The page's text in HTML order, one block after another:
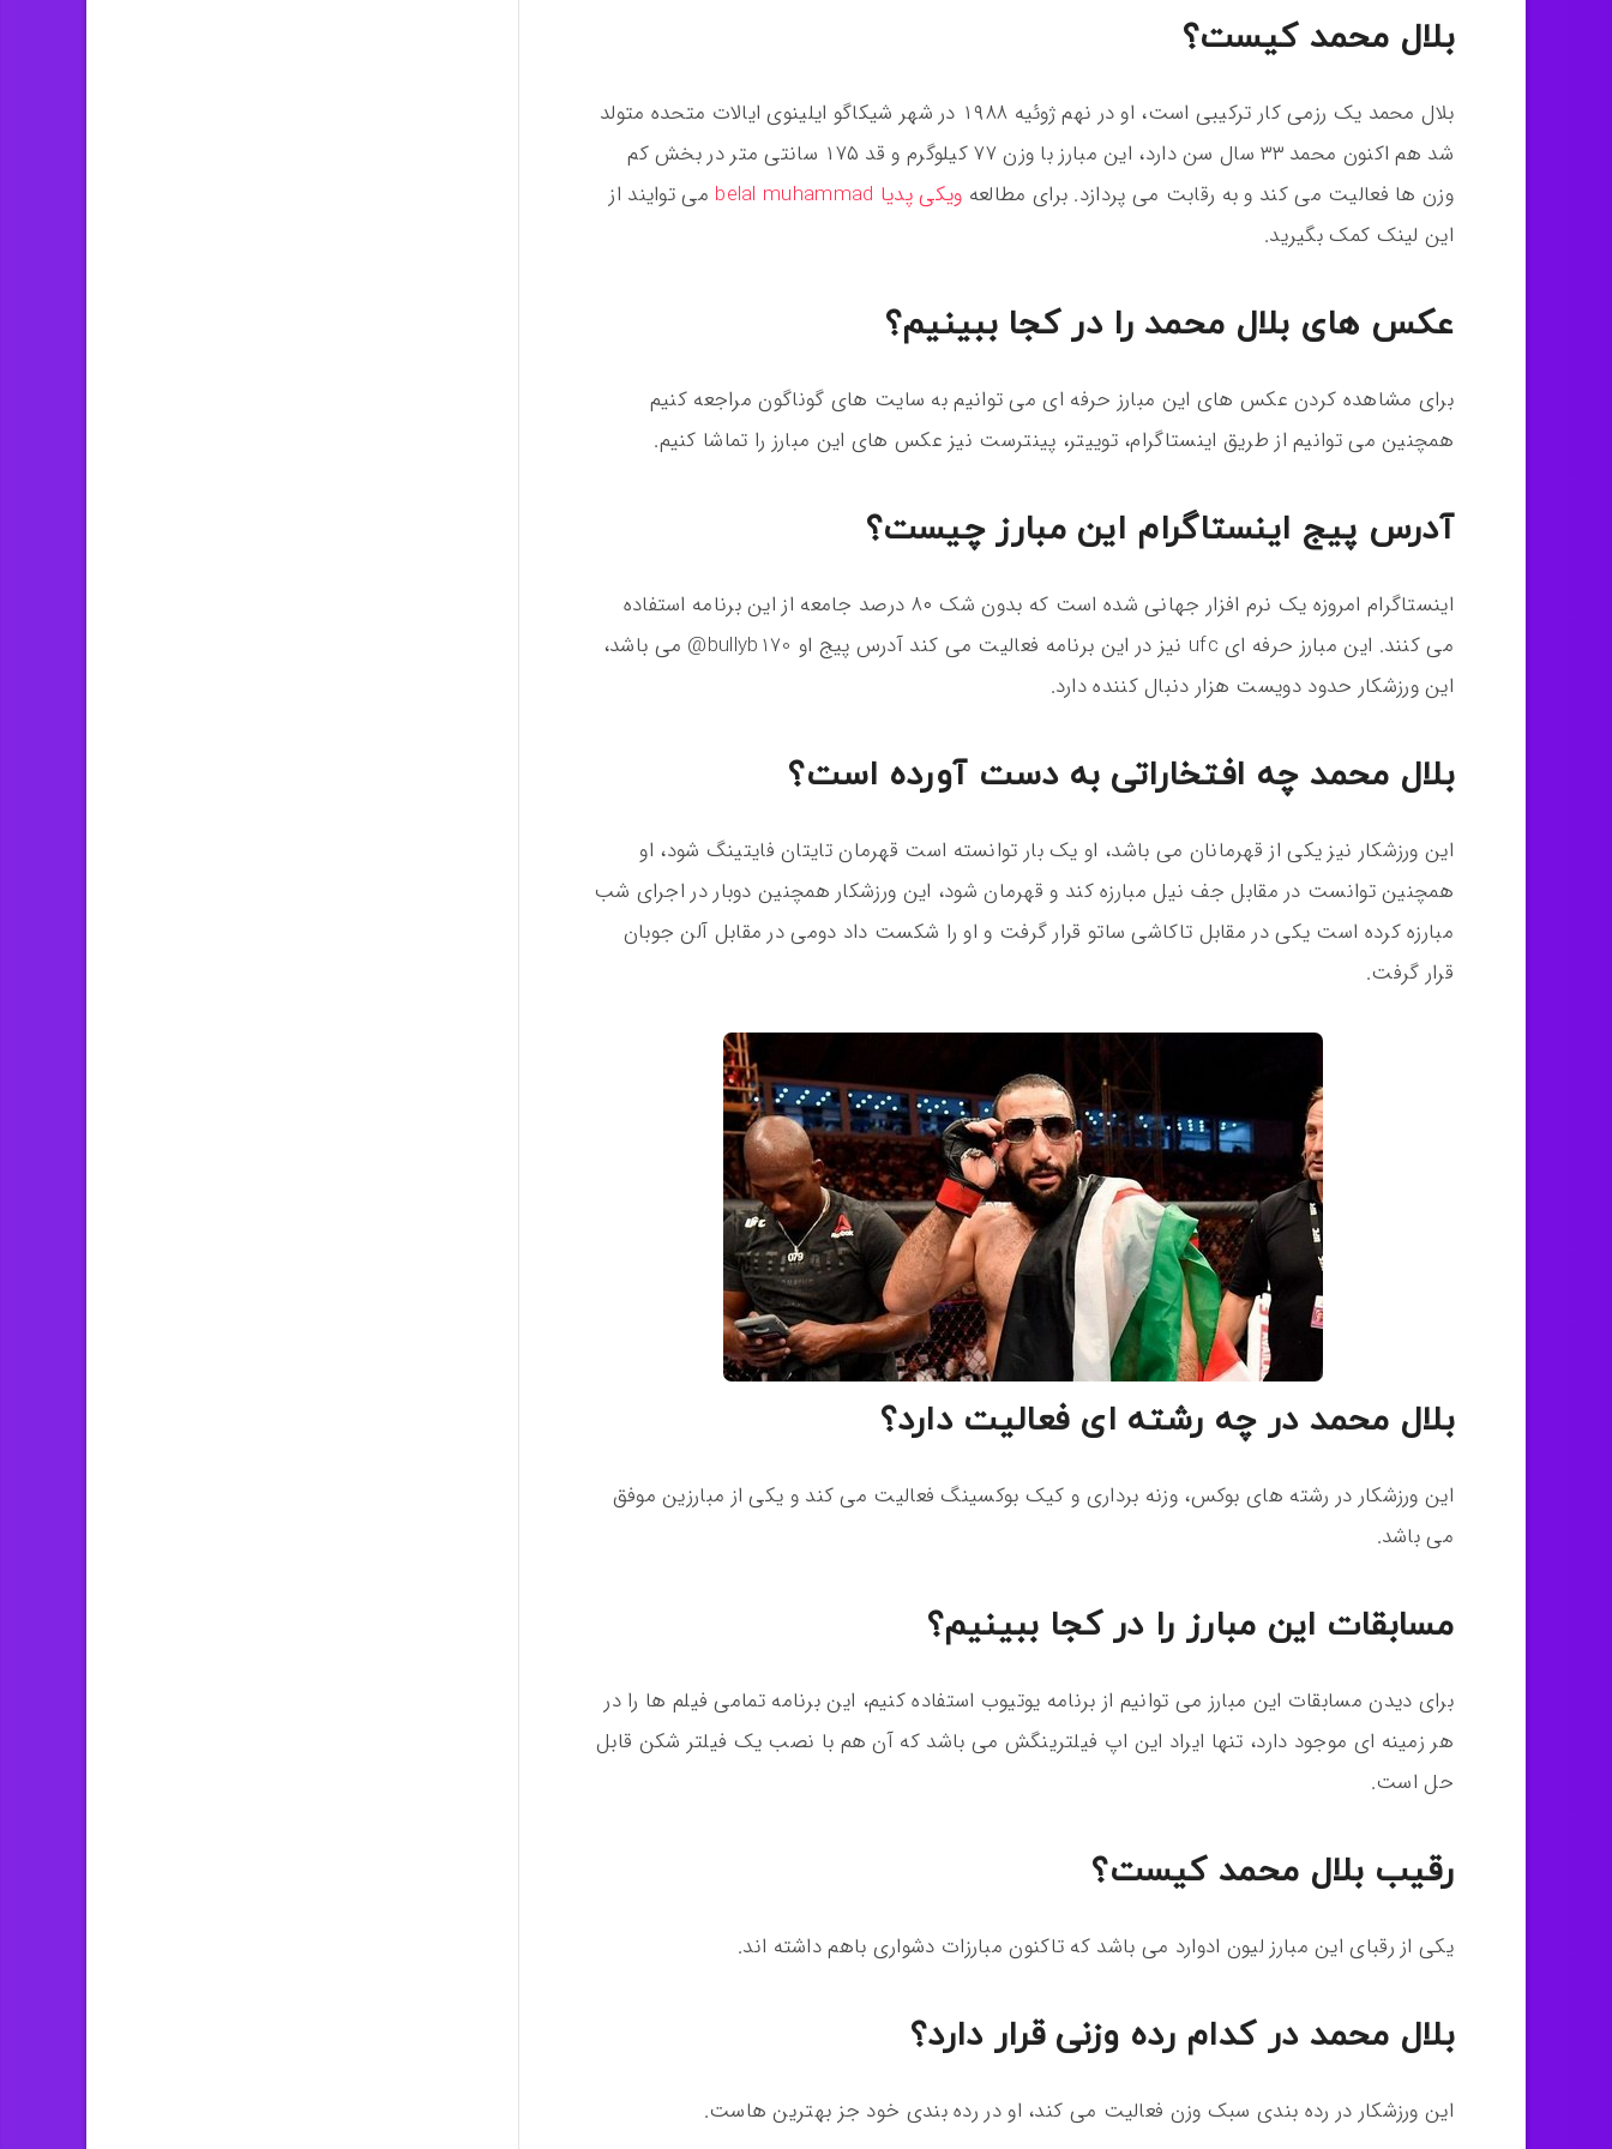
بلال محمد کیست؟
بلال محمد یک رزمی کار ترکیبی است، او در نهم ژوئیه ۱۹۸۸ در شهر شیکاگو ایلینوی ایالات متحده متولد
شد هم اکنون محمد ۳۳ سال سن دارد، این مبارز با وزن ۷۷ کیلوگرم و قد ۱۷۵ سانتی متر در بخش کم
وزن ها فعالیت می کند و به رقابت می پردازد. برای مطالعه ویکی پدیا belal muhammad
می توایند از
این لینک کمک بگیرید.
عکس های بلال محمد را در کجا ببینیم؟
برای مشاهده کردن عکس های این مبارز حرفه ای می توانیم به سایت های گوناگون مراجعه کنیم
همچنین می توانیم از طریق اینستاگرام، توییتر، پینترست نیز عکس های این مبارز را تماشا کنیم.
آدرس پیج اینستاگرام این مبارز چیست؟
اینستاگرام امروزه یک نرم افزار جهانی شده است که بدون شک ۸۰ درصد جامعه از این برنامه استفاده
می کنند. این مبارز حرفه ای ufc نیز در این برنامه فعالیت می‌ کند آدرس پیج او bullyb170@ می باشد،
این ورزشکار حدود دویست هزار دنبال کننده دارد.
بلال محمد چه افتخاراتی به دست آورده است؟
این ورزشکار نیز یکی از قهرمانان می باشد، او یک بار توانسته است قهرمان تایتان فایتینگ شود، او
همچنین توانست در مقابل جف نیل مبارزه کند و قهرمان شود، این ورزشکار همچنین دوبار در اجرای شب
مبارزه کرده است یکی در مقابل تاکاشی ساتو قرار گرفت و او را شکست داد دومی در مقابل آلن جوبان
قرار گرفت.
بلال محمد در چه رشته ای فعالیت دارد؟
این ورزشکار در رشته های بوکس، وزنه برداری و کیک بوکسینگ فعالیت می کند و یکی از مبارزین موفق
می باشد.
مسابقات این مبارز را در کجا ببینیم؟
برای دیدن مسابقات این مبارز می توانیم از برنامه یوتیوب استفاده کنیم، این برنامه تمامی فیلم ها را در
هر زمینه ای موجود دارد، تنها ایراد این اپ فیلترینگش می باشد که آن هم با نصب یک فیلتر شکن قابل
حل است.
رقیب بلال محمد کیست؟
یکی از رقبای این مبارز لیون ادوارد می باشد که تاکنون مبارزات دشواری باهم داشته اند.
بلال محمد در کدام رده وزنی قرار دارد؟
این ورزشکار در رده بندی سبک وزن فعالیت می کند، او در رده بندی خود جز بهترین هاست.